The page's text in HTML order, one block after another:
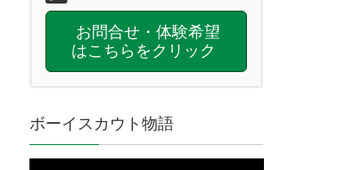
お問合せ・体験希望
はこちらをクリック
ボーイスカウト物語